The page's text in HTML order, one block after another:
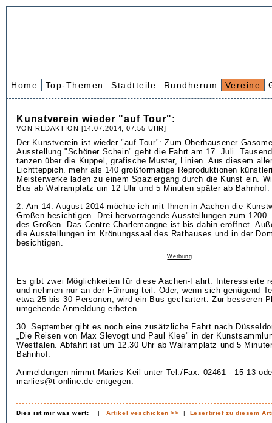
Home Top-Themen Stadtteile Rundherum Vereine
Kunstverein wieder "auf Tour":
VON REDAKTION [14.07.2014, 07.55 UHR]
Der Kunstverein ist wieder "auf Tour": Zum Oberhausener
Ausstellung "Schöner Schein" geht die Fahrt am 17. Juli.
tanzen über die Kuppel, grafische Muster, Linien. Aus diesem
Lichtteppich. mehr als 140 großformatige Reproduktionen
Meisterwerke laden zu einem Spaziergang durch die Kunst ein.
Bus ab Walramplatz um 12 Uhr und 5 Minuten später ab Bahnhof.
2. Am 14. August 2014 möchte ich mit Ihnen in Aachen die
Großen besichtigen. Drei hervorragende Ausstellungen zum
des Großen. Das Centre Charlemangne ist bis dahin eröffnet.
die Ausstellungen im Krönungssaal des Rathauses und in der
besichtigen.
Werbung
Es gibt zwei Möglichkeiten für diese Aachen-Fahrt: Interessierte
und nehmen nur an der Führung teil. Oder, wenn sich genügend
etwa 25 bis 30 Personen, wird ein Bus gechartert. Zur besseren
umgehende Anmeldung erbeten.
30. September gibt es noch eine zusätzliche Fahrt nach
„Die Reisen von Max Slevogt und Paul Klee" in der
Westfalen. Abfahrt ist um 12.30 Uhr ab Walramplatz und 5
Bahnhof.
Anmeldungen nimmt Maries Keil unter Tel./Fax: 02461 - 15 13
marlies@t-online.de entgegen.
Dies ist mir was wert: |Artikel veschicken >> | Leserbrief zu diesem